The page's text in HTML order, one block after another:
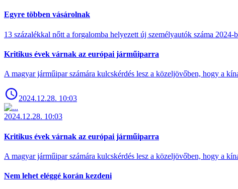
Egyre többen vásárolnak
13 százalékkal nőtt a forgalomba helyezett új személyautók száma 2024-
Kritikus évek várnak az európai járműiparra
A magyar járműipar számára kulcskérdés lesz a közeljövőben, hogy a
2024.12.28. 10:03
2024.12.28. 10:03
Kritikus évek várnak az európai járműiparra
A magyar járműipar számára kulcskérdés lesz a közeljövőben, hogy a
Nem lehet eléggé korán kezdeni